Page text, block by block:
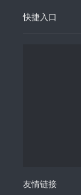
快捷入口
友情链接